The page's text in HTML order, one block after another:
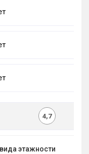
4,7
этажности